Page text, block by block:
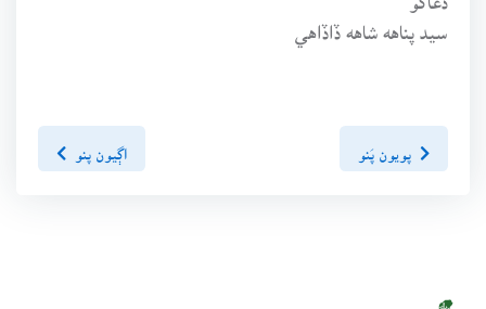
سيد پناهه شاهه ڏاڏاهي
اڳيون پنو